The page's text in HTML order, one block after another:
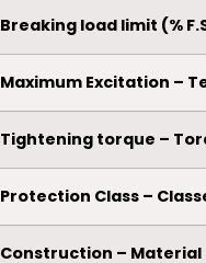
Breaking load limit (%
Maximum Excitation –
Tightening torque –
Protection Class –
Construction – Material